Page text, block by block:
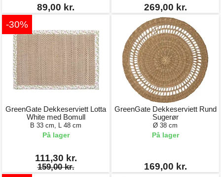
89,00 kr.
269,00 kr.
-30%
GreenGate Dekkeserviett Lotta
White med Bomull
B 33 cm, L 48 cm
På lager
111,30 kr.
159,00 kr.
GreenGate Dekkeserviett Rund
Sugerør
Ø 38 cm
På lager
169,00 kr.